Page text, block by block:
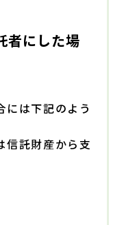
者にした場
には下記のよう
信託財産から支